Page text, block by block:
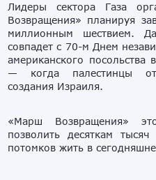
Лидеры сектора Газа
Возвращения» планируя
миллионным шествием.
совпадет с 70-м Днем
американского
— когда палестинцы
создания Израиля.
«Марш Возвращения»
позволить десяткам
потомков жить в